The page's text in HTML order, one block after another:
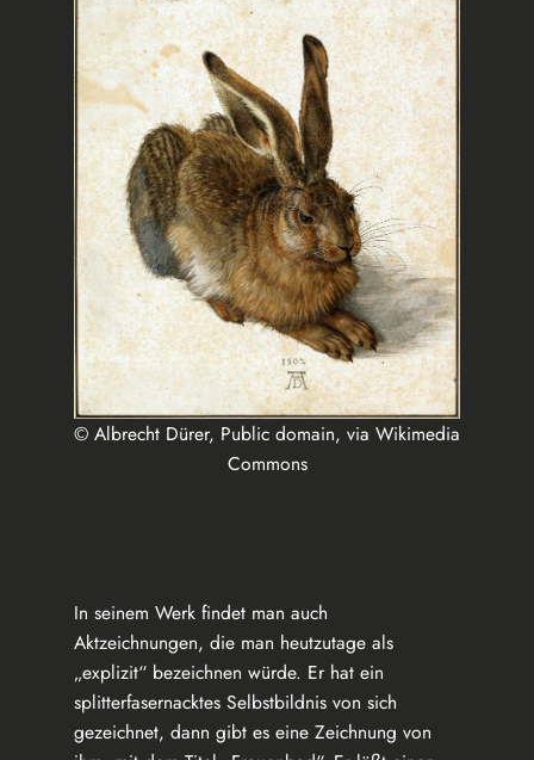
© Albrecht Dürer, Public domain, via Wikimedia
Commons
In seinem Werk findet man auch
Aktzeichnungen, die man heutzutage als
„explizit“ bezeichnen würde. Er hat ein
splitterfasernacktes Selbstbildnis von sich
gezeichnet, dann gibt es eine Zeichnung von